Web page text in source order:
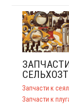
Запчасти к
Запчасти к